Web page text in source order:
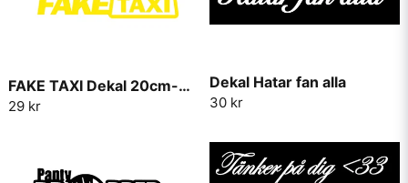
FAKE TAXI Dekal 20cm-30cm
29 kr
Dekal Hatar fan alla
30 kr